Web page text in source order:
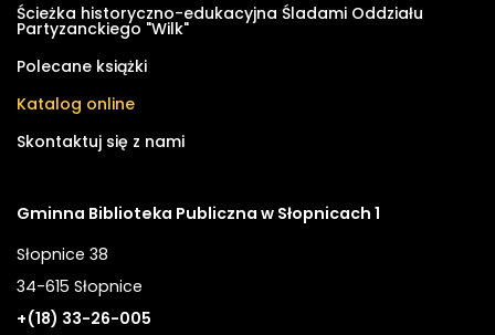
Ścieżka historyczno-edukacyjna Śladami Oddziału
Partyzanckiego "Wilk"
Polecane książki
Katalog online
Skontaktuj się z nami
Gminna Biblioteka Publiczna w Słopnicach 1
Słopnice 38
34-615 Słopnice
+(18) 33-26-005